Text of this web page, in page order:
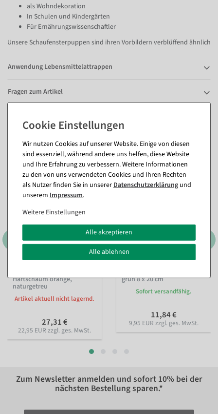
als Wohndekoration
In Schulen und Kindergärten
Für Ernährungswissenschaftler
Unsere Schaufensterpuppen sind ihren Vorbildern verblüffend ähnlich
Anwendung Lebensmittelattrappen
Fragen zum Artikel
Passende Artikel zu diesem Produkt
(8)
Hartschaum orange,
naturgetreu
Artikel aktuell nicht lagernd.
27,31 €
22,95 EUR zzgl. ges. MwSt.
grün 8 x 20 cm
Sofort versandfähig.
11,84 €
9,95 EUR zzgl. ges. MwSt.
Zum Newsletter anmelden und sofort 10% bei der
nächsten Bestellung sparen.*
Wir nutzen Cookies auf unserer Website. Einige von diesen
sind essenziell, während andere uns helfen, diese Website
und Ihre Erfahrung zu verbessern. Weitere Informationen
zu den von uns verwendeten Cookies und Ihren Rechten
als Nutzer finden Sie in unsererDaten­schutz­erklärung und
unserem Impressum.
Weitere Einstellungen
Alle akzeptieren
Alle ablehnen